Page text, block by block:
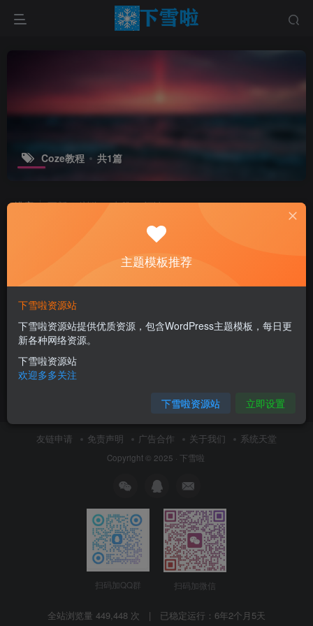
Coze教程 共1篇
排序 更新 浏览 点赞 评论
4小时快速入门Coze！2026年
目前B站最完整最详细的Coze
零基础全套教程，包含所有干
货！
付费资源 ￥5
7月5日 16:06
友链申请 免责声明 广告合作 关于我们 系统天堂
Copyright © 2025 · 下雪啦
扫码加QQ群 扫码加微信
全站浏览量 449,448 次 | 已稳定运行： 6年2个月5天
主题模板推荐
下雪啦资源站
下雪啦资源站提供优质资源，包含WordPress主题模板，每日更
新各种网络资源。
下雪啦资源站
欢迎多多关注
下雪啦资源站 立即设置